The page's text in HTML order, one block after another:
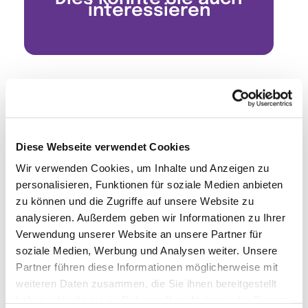
Diese Webseite verwendet Cookies
Wir verwenden Cookies, um Inhalte und Anzeigen zu
personalisieren, Funktionen für soziale Medien anbieten
zu können und die Zugriffe auf unsere Website zu
analysieren. Außerdem geben wir Informationen zu Ihrer
Verwendung unserer Website an unsere Partner für
soziale Medien, Werbung und Analysen weiter. Unsere
Partner führen diese Informationen möglicherweise mit
weiteren Daten zusammen, die Sie ihnen bereitgestellt
interessieren